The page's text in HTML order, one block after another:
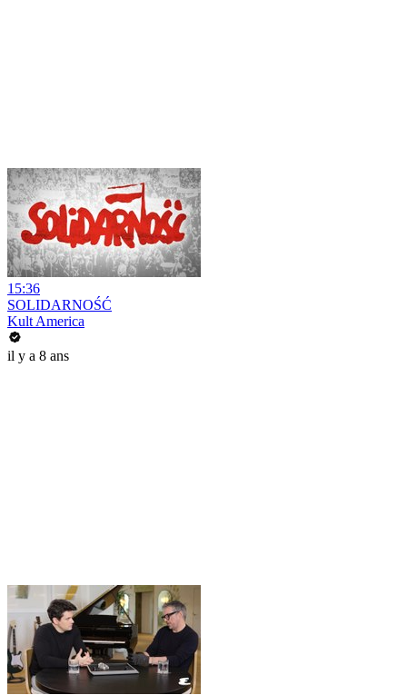
15:36
SOLIDARNOŚĆ
Kult America
il y a 8 ans